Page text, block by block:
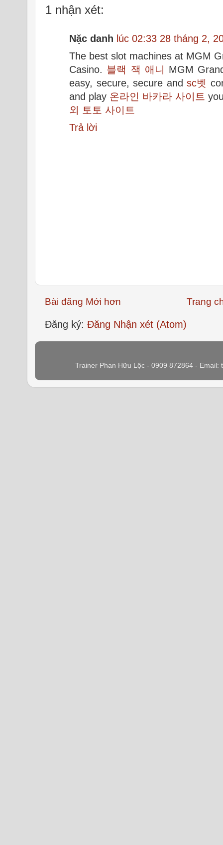
1 nhận xét:
Nặc danh lúc 02:33 28 tháng 2,
The best slot machines at MGM
Casino. 블랙 잭 애니
MGM
easy, secure, secure andsc벳
and play 온라인 바카라 사이트
외 토토 사이트
Trả lời
Bài đăng Mới hơn Trang
Đăng ký: Đăng Nhận xét (Atom)
Trainer Phan Hữu Lộc - 0909 872864 -